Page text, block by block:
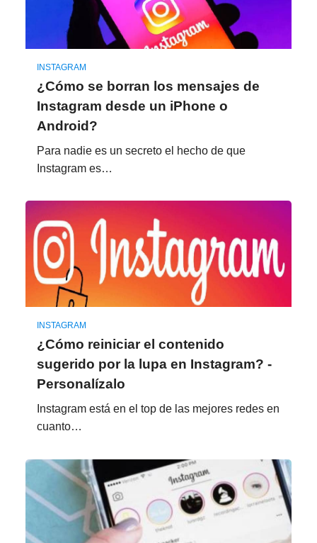
INSTAGRAM
¿Cómo se borran los mensajes de
Instagram desde un iPhone o
Android?
Para nadie es un secreto el hecho de que
Instagram es…
INSTAGRAM
¿Cómo reiniciar el contenido
sugerido por la lupa en Instagram? -
Personalízalo
Instagram está en el top de las mejores redes en
cuanto…